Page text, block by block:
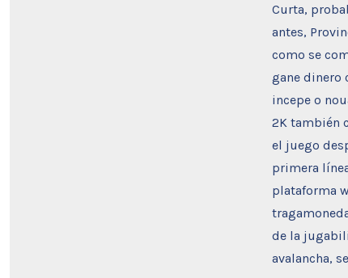
Curta,
antes,
como se
gane dinero
incepe o
2K también
el juego
primera
plataforma
de la
avalancha,